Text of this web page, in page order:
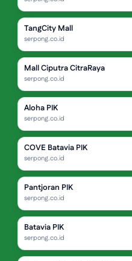
TangCity Mall
serpong.co.id
Mall Ciputra CitraRaya
serpong.co.id
Aloha PIK
serpong.co.id
COVE Batavia PIK
serpong.co.id
Pantjoran PIK
serpong.co.id
Batavia PIK
serpong.co.id